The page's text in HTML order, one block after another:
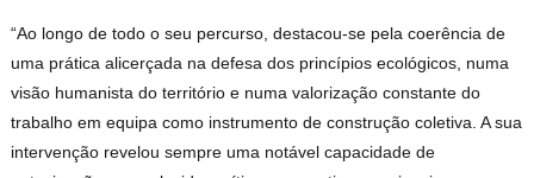
“Ao longo de todo o seu percurso, destacou-se pela coerência de
uma prática alicerçada na defesa dos princípios ecológicos, numa
visão humanista do território e numa valorização constante do
trabalho em equipa como instrumento de construção coletiva. A sua
intervenção revelou sempre uma notável capacidade de